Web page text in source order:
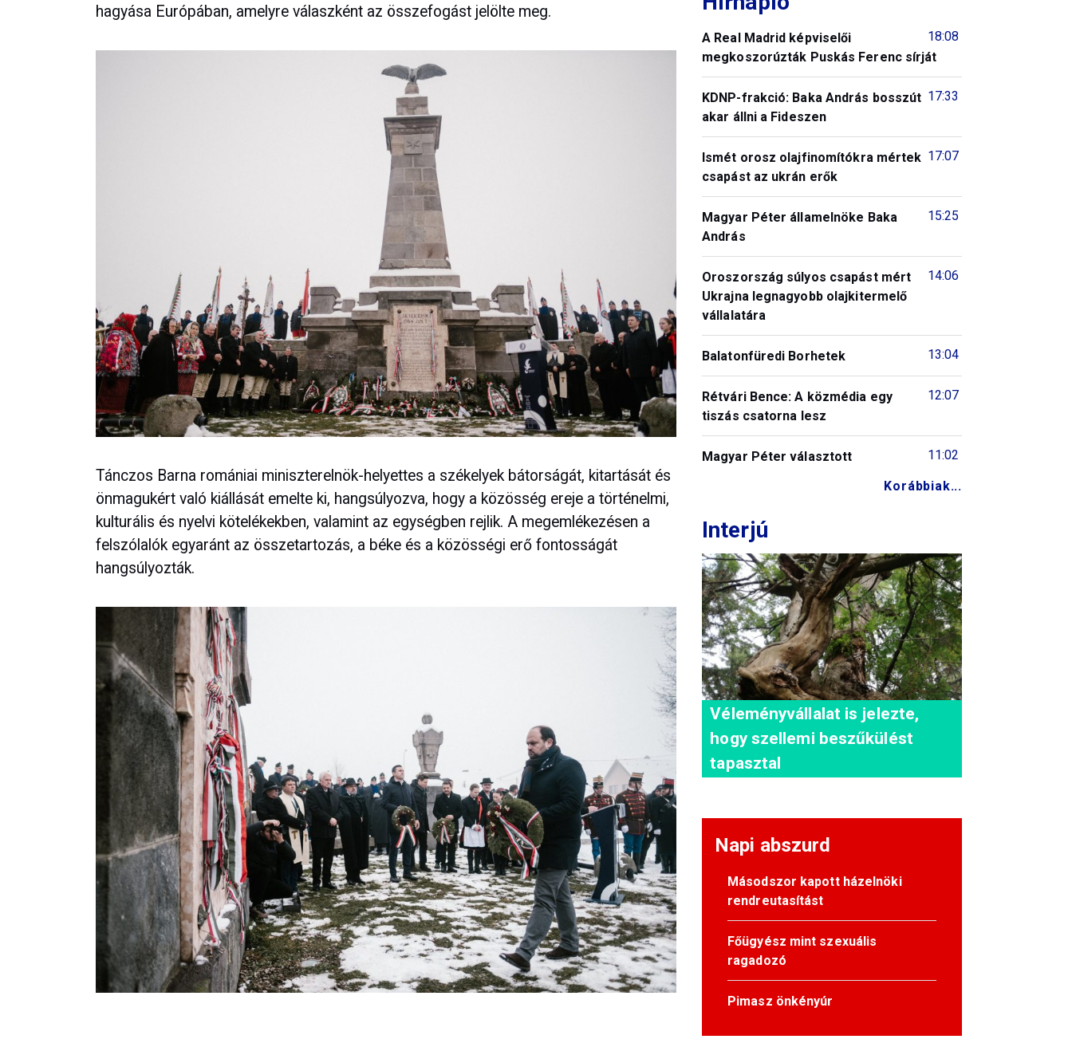
hagyása Európában, amelyre válaszként az összefogást jelölte meg.
Tánczos Barna romániai miniszterelnök-helyettes a székelyek bátorságát, kitartását és
önmagukért való kiállását emelte ki, hangsúlyozva, hogy a közösség ereje a történelmi,
kulturális és nyelvi kötelékekben, valamint az egységben rejlik. A megemlékezésen a
felszólalók egyaránt az összetartozás, a béke és a közösségi erő fontosságát
hangsúlyozták.
18:08
A Real Madrid képviselői
megkoszorúzták Puskás Ferenc sírját
17:33
KDNP-frakció: Baka András bosszút
akar állni a Fideszen
17:07
Ismét orosz olajfinomítókra mértek
csapást az ukrán erők
15:25
Magyar Péter államelnöke Baka
András
14:06
Oroszország súlyos csapást mért
Ukrajna legnagyobb olajkitermelő
vállalatára
13:04
Balatonfüredi Borhetek
12:07
Rétvári Bence: A közmédia egy
tiszás csatorna lesz
11:02
Magyar Péter választott
Korábbiak...
Interjú
Véleményvállalat is jelezte,
hogy szellemi beszűkülést
tapasztal
Napi abszurd
Másodszor kapott házelnöki
rendreutasítást
Főügyész mint szexuális
ragadozó
Pimasz önkényúr